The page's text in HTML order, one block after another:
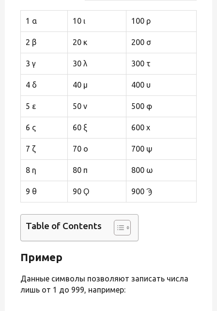
1 α 10 ι 100 ρ
2 β 20 κ 200 σ
3 γ 30 λ 300 τ
4 δ 40 μ 400 υ
5 ε 50 ν 500 φ
6 ς 60 ξ 600 χ
7 ζ 70 ο 700 ψ
8 η 80 π 800 ω
9 θ 90 Ϙ 900 Ϡ
Table of Contents
Пример
Данные символы позволяют записать числа
лишь от 1 до 999, например: